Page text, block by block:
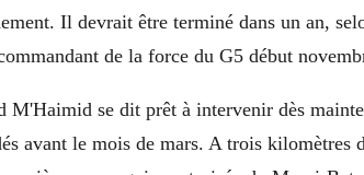
Il devrait être terminé dans un an,
de la force du G5 début
M'Haimid se dit prêt à intervenir dès
avant le mois de mars. A trois kilomètres